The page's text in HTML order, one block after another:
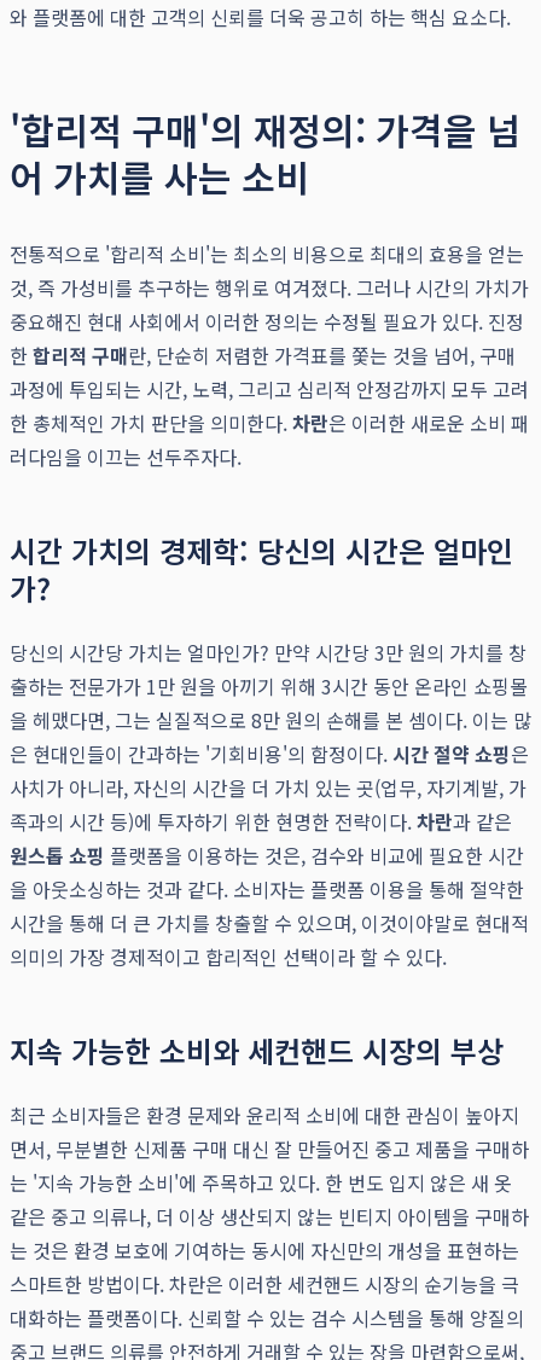
와 플랫폼에 대한 고객의 신뢰를 더욱 공고히 하는 핵심 요소다.
'합리적 구매'의 재정의: 가격을 넘
어 가치를 사는 소비
전통적으로 '합리적 소비'는 최소의 비용으로 최대의 효용을 얻는
것, 즉 가성비를 추구하는 행위로 여겨졌다. 그러나 시간의 가치가
중요해진 현대 사회에서 이러한 정의는 수정될 필요가 있다. 진정
한합리적 구매란, 단순히 저렴한 가격표를 쫓는 것을 넘어, 구매
과정에 투입되는 시간, 노력, 그리고 심리적 안정감까지 모두 고려
한 총체적인 가치 판단을 의미한다.차란은 이러한 새로운 소비 패
러다임을 이끄는 선두주자다.
시간 가치의 경제학: 당신의 시간은 얼마인
가?
당신의 시간당 가치는 얼마인가? 만약 시간당 3만 원의 가치를 창
출하는 전문가가 1만 원을 아끼기 위해 3시간 동안 온라인 쇼핑몰
을 헤맸다면, 그는 실질적으로 8만 원의 손해를 본 셈이다. 이는 많
은 현대인들이 간과하는 '기회비용'의 함정이다.시간 절약 쇼핑은
사치가 아니라, 자신의 시간을 더 가치 있는 곳(업무, 자기계발, 가
족과의 시간 등)에 투자하기 위한 현명한 전략이다.차란과 같은
원스톱 쇼핑 플랫폼을 이용하는 것은, 검수와 비교에 필요한 시간
을 아웃소싱하는 것과 같다. 소비자는 플랫폼 이용을 통해 절약한
시간을 통해 더 큰 가치를 창출할 수 있으며, 이것이야말로 현대적
의미의 가장 경제적이고 합리적인 선택이라 할 수 있다.
지속 가능한 소비와 세컨핸드 시장의 부상
최근 소비자들은 환경 문제와 윤리적 소비에 대한 관심이 높아지
면서, 무분별한 신제품 구매 대신 잘 만들어진 중고 제품을 구매하
는 '지속 가능한 소비'에 주목하고 있다. 한 번도 입지 않은 새 옷
같은 중고 의류나, 더 이상 생산되지 않는 빈티지 아이템을 구매하
는 것은 환경 보호에 기여하는 동시에 자신만의 개성을 표현하는
스마트한 방법이다. 차란은 이러한 세컨핸드 시장의 순기능을 극
대화하는 플랫폼이다. 신뢰할 수 있는 검수 시스템을 통해 양질의
중고 브랜드 의류를 안전하게 거래할 수 있는 장을 마련함으로써,